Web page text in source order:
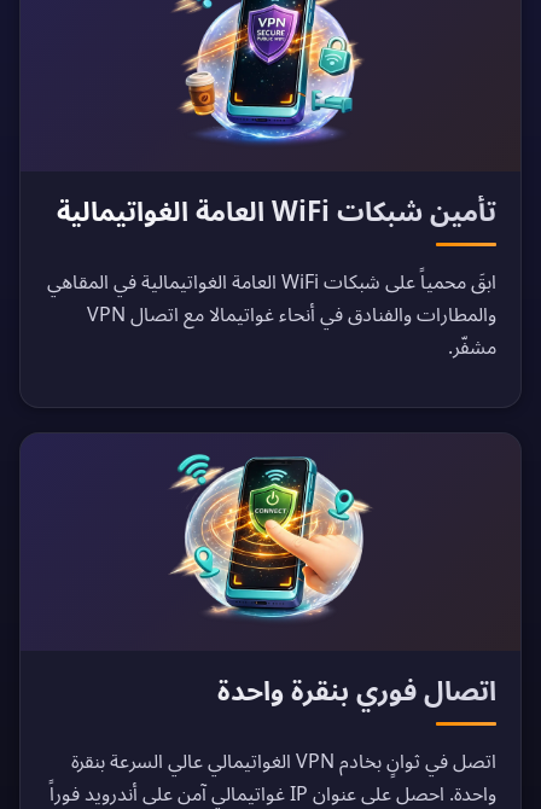
تأمين شبكات WiFi العامة الغواتيمالية
ابقَ محمياً على شبكات WiFi العامة الغواتيمالية في المقاهي
والمطارات والفنادق في أنحاء غواتيمالا مع اتصال VPN
مشفّر.
اتصال فوري بنقرة واحدة
اتصل في ثوانٍ بخادم VPN الغواتيمالي عالي السرعة بنقرة
واحدة. احصل على عنوان IP غواتيمالي آمن على أندرويد فوراً